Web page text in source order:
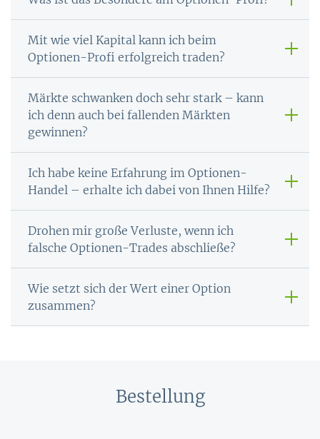
Mit wie viel Kapital kann ich beim
Optionen-Profi erfolgreich traden?
Märkte schwanken doch sehr stark – kann
ich denn auch bei fallenden Märkten
gewinnen?
Ich habe keine Erfahrung im Optionen-
Handel – erhalte ich dabei von Ihnen Hilfe?
Drohen mir große Verluste, wenn ich
falsche Optionen-Trades abschließe?
Wie setzt sich der Wert einer Option
zusammen?
Bestellung